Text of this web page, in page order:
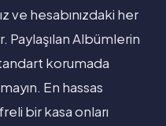
ve hesabınızdaki her
Paylaşılan Albümlerin
korumada
En hassas
bir kasa onları